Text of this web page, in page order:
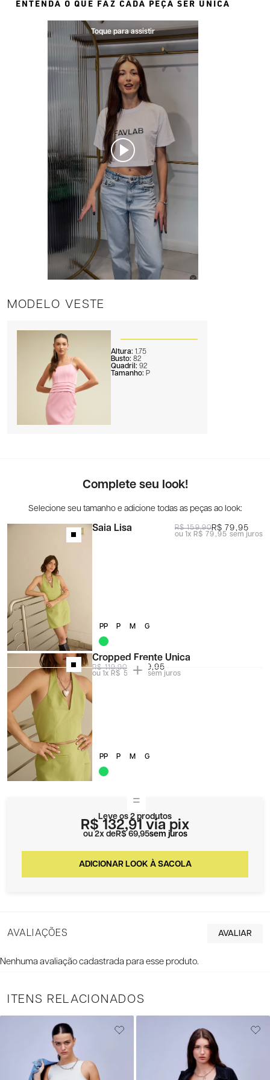
MODELO VESTE
Altura: 1.75
Busto: 82
Quadril: 92
Tamanho: P
ENTENDA O QUE FAZ CADA PEÇA SER ÚNICA
Complete seu look!
Saia Lisa R$ 159,90R$ 79,95
1x R$ 79,95 sem juros
PP P M G
Cropped Frente Única
R$ 119,90 R$ 59,95
1xR$ 59,95 sem juros
PP P M G
Leve os 2 produtos
R$ 132,91 via pix
2x R$ 69,95sem juros
AVALIAÇÕES
Nenhuma avaliação cadastrada para esse produto.
ITENS RELACIONADOS